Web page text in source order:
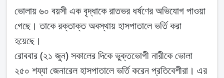
ভোলায় ৬০ বয়সী এক বৃদ্ধাকে রাতভর ধর্ষণের অভিযোগ পাওয়া
গেছে। তাকে রক্তাক্ত অবস্থায় হাসপাতালে ভর্তি করা
হয়েছে।
রোববার (২১ জুন) সকালের দিকে ভুক্তভোগী নারীকে ভোলা
২৫০ শয্যা জেনারেল হাসপাতালে ভর্তি করেন প্রতিবেশীরা। এর